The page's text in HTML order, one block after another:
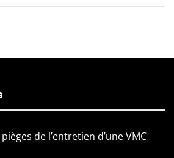
de l’entretien d’une VMC